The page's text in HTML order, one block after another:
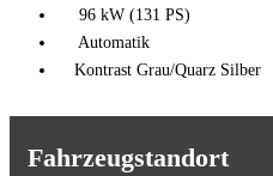
96 kW (131 PS)
Automatik
Kontrast Grau/Quarz Silber
Fahrzeugstandort